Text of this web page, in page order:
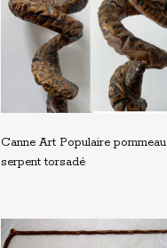
Canne Art Populaire pommeau
serpent torsadé